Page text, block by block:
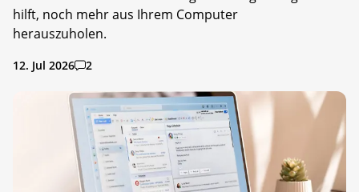
hilft, noch mehr aus Ihrem Computer
herauszuholen.
12. Jul 2026 2